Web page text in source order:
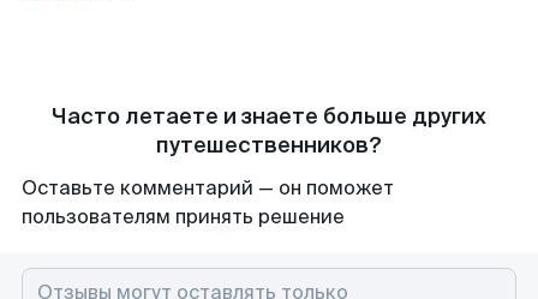
Часто летаете и знаете больше других
путешественников?
Оставьте комментарий — он поможет
пользователям принять решение